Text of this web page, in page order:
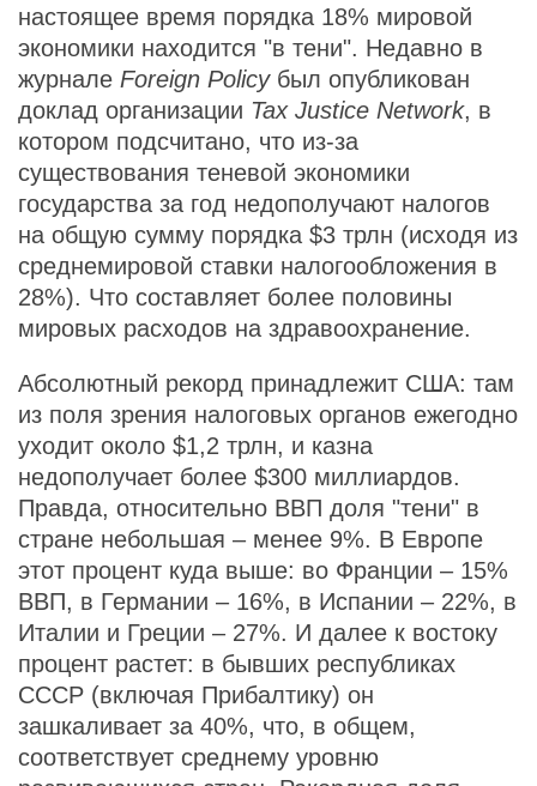
настоящее время порядка 18% мировой
экономики находится "в тени". Недавно в
журнале Foreign Policyбыл опубликован
доклад организации Tax Justice Network, в
котором подсчитано, что из-за
существования теневой экономики
государства за год недополучают налогов
на общую сумму порядка $3 трлн (исходя из
среднемировой ставки налогообложения в
28%). Что составляет более половины
мировых расходов на здравоохранение.
Абсолютный рекорд принадлежит США: там
из поля зрения налоговых органов ежегодно
уходит около $1,2 трлн, и казна
недополучает более $300 миллиардов.
Правда, относительно ВВП доля "тени" в
стране небольшая – менее 9%. В Европе
этот процент куда выше: во Франции – 15%
ВВП, в Германии – 16%, в Испании – 22%, в
Италии и Греции – 27%. И далее к востоку
процент растет: в бывших республиках
СССР (включая Прибалтику) он
зашкаливает за 40%, что, в общем,
соответствует среднему уровню